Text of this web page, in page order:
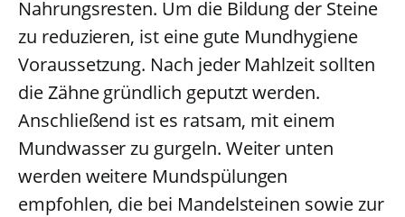
Nahrungsresten. Um die Bildung der Steine
zu reduzieren, ist eine gute Mundhygiene
Voraussetzung. Nach jeder Mahlzeit sollten
die Zähne gründlich geputzt werden.
Anschließend ist es ratsam, mit einem
Mundwasser zu gurgeln. Weiter unten
werden weitere Mundspülungen
empfohlen, die bei Mandelsteinen sowie zur